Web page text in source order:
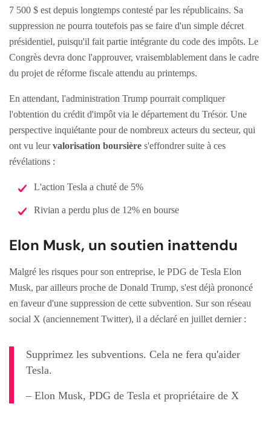
7 500 $ est depuis longtemps contesté par les républicains. Sa
suppression ne pourra toutefois pas se faire d'un simple décret
présidentiel, puisqu'il fait partie intégrante du code des impôts. Le
Congrès devra donc l'approuver, vraisemblablement dans le cadre
du projet de réforme fiscale attendu au printemps.
En attendant, l'administration Trump pourrait compliquer
l'obtention du crédit d'impôt via le département du Trésor. Une
perspective inquiétante pour de nombreux acteurs du secteur, qui
ont vu leurvalorisation boursière s'effondrer suite à ces
révélations :
L'action Tesla a chuté de 5%
Rivian a perdu plus de 12% en bourse
Elon Musk, un soutien inattendu
Malgré les risques pour son entreprise, le PDG de Tesla Elon
Musk, par ailleurs proche de Donald Trump, s'est déjà prononcé
en faveur d'une suppression de cette subvention. Sur son réseau
social X (anciennement Twitter), il a déclaré en juillet dernier :
Supprimez les subventions. Cela ne fera qu'aider
Tesla.
– Elon Musk, PDG de Tesla et propriétaire de X